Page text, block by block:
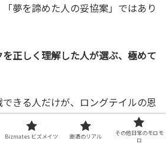
夢を諦めた人の妥協案」ではあり
正しく理解した人が選ぶ、極めて
きる人だけが、ロングテイルの恩
ことができます。
Bizmates ビズメイツ 断酒のリアル
その他日常のモロモ
ロ